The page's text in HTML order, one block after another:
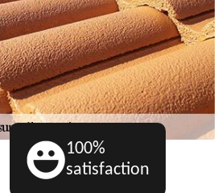
100%
satisfaction